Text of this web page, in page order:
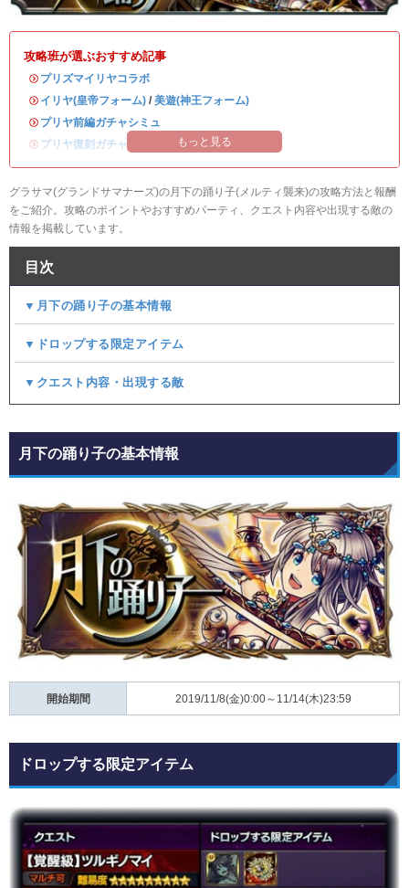
攻略班が選ぶおすすめ記事
・ プリズマイリヤコラボ
・ イリヤ(皇帝フォーム) / 美遊(神王フォーム)
・ プリヤ前編ガチャシミュ
・ プリヤ復刻ガチャシミュ もっと見る
グラサマ(グランドサマナーズ)の月下の踊り子(メルティ襲来)の攻略方法と報酬
をご紹介。攻略のポイントやおすすめパーティ、クエスト内容や出現する敵の
情報を掲載しています。
目次
▼月下の踊り子の基本情報
▼ドロップする限定アイテム
▼クエスト内容・出現する敵
月下の踊り子の基本情報
開始期間 2019/11/8(金)0:00～11/14(木)23:59
ドロップする限定アイテム